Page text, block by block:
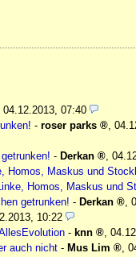
04.12.2013, 07:40
- roser parks ,
- Derkan ,
Homos, Maskus und
Homos, Maskus und
getrunken! - Derkan ,
10:22
- knn ,
auch nicht - Mus Lim ,